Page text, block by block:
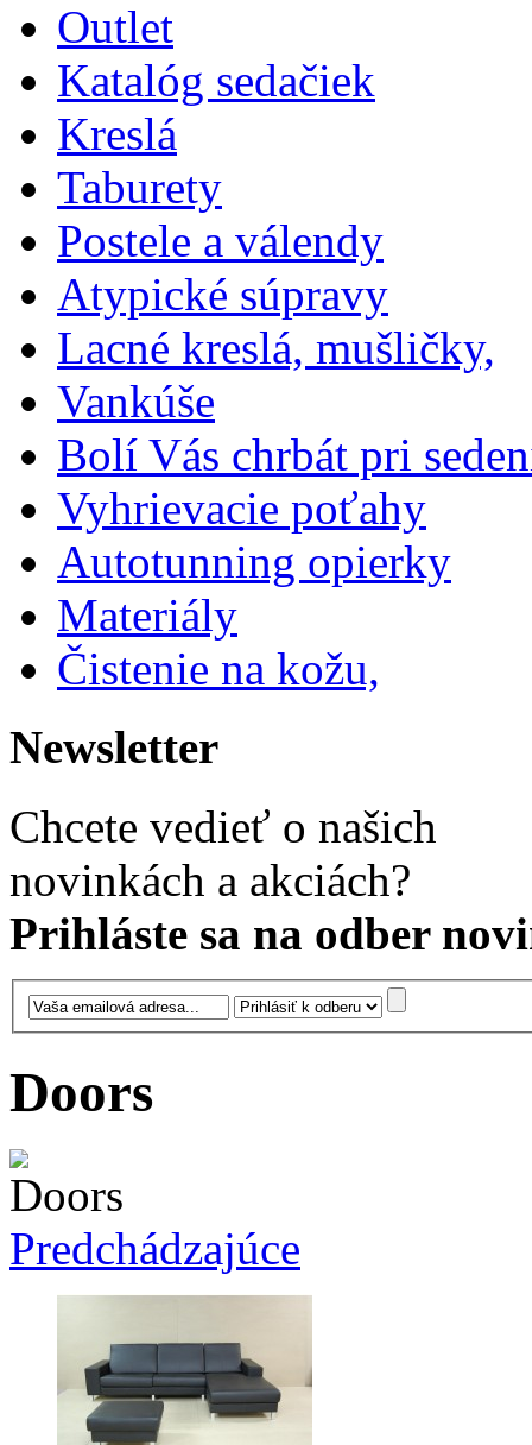
Outlet
Katalóg sedačiek
Kreslá
Taburety
Postele a válendy
Atypické súpravy
Lacné kreslá, mušličky,
Vankúše
Bolí Vás chrbát pri
Vyhrievacie poťahy
Autotunning opierky
Materiály
Čistenie na kožu,
Newsletter
Chcete vedieť o našich
novinkách a akciách?
Prihláste sa na odber
Doors
Predchádzajúce